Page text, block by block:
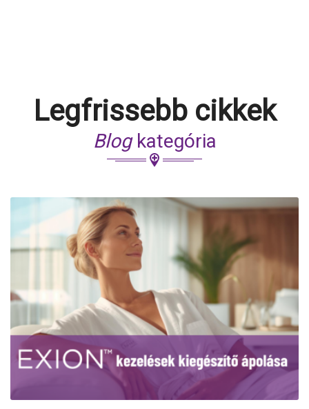
Legfrissebb cikkek
Blogkategória